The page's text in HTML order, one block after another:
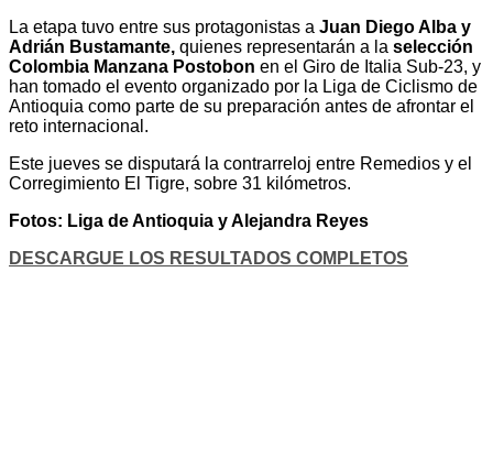
La etapa tuvo entre sus protagonistas a Juan Diego Alba y
Adrián Bustamante, quienes representarán a la selección
Colombia Manzana Postobon en el Giro de Italia Sub-23, y
han tomado el evento organizado por la Liga de Ciclismo de
Antioquia como parte de su preparación antes de afrontar el
reto internacional.
Este jueves se disputará la contrarreloj entre Remedios y el
Corregimiento El Tigre, sobre 31 kilómetros.
Fotos: Liga de Antioquia y Alejandra Reyes
DESCARGUE LOS RESULTADOS COMPLETOS